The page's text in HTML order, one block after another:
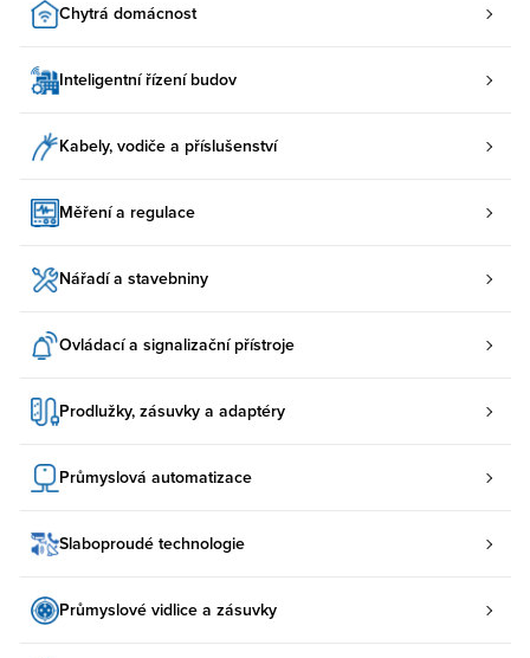
Chytrá domácnost
Inteligentní řízení budov
Kabely, vodiče a příslušenství
Měření a regulace
Nářadí a stavebniny
Ovládací a signalizační přístroje
Prodlužky, zásuvky a adaptéry
Průmyslová automatizace
Slaboproudé technologie
Průmyslové vidlice a zásuvky